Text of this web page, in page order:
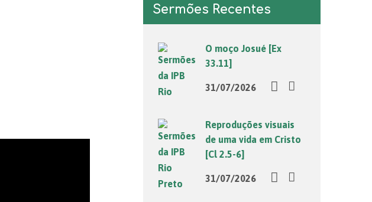
Sermões Recentes
O moço Josué [Ex
33.11]
31/07/2026
Reproduções visuais
de uma vida em Cristo
[Cl 2.5-6]
31/07/2026